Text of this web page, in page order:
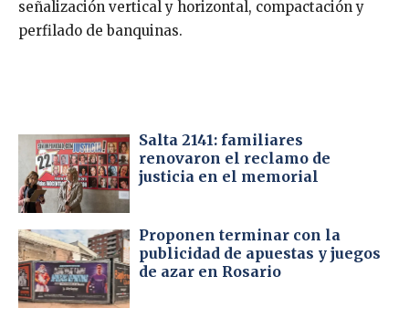
señalización vertical y horizontal, compactación y
perfilado de banquinas.
Salta 2141: familiares
renovaron el reclamo de
justicia en el memorial
Proponen terminar con la
publicidad de apuestas y juegos
de azar en Rosario